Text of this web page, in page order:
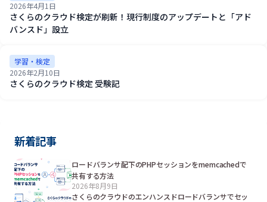
2026年4月1日
さくらのクラウド検定が刷新！現行制度のアップデートと「アド
バンスド」設立
学習・検定
2026年2月10日
さくらのクラウド検定 受験記
新着記事
ロードバランサ配下のPHPセッションをmemcachedで
共有する方法
2026年8月9日
さくらのクラウドのエンハンスドロードバランサでセッ